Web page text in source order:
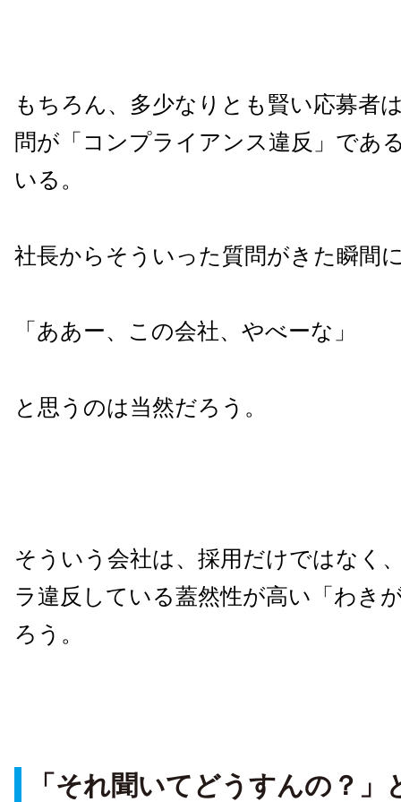
もちろん、多少なりとも賢い応募者
問が「コンプライアンス違反」であ
いる。
社長からそういった質問がきた瞬間
「ああー、この会社、やべーな」
と思うのは当然だろう。
そういう会社は、採用だけではなく
ラ違反している蓋然性が高い「わき
ろう。
「それ聞いてどうすんの？」